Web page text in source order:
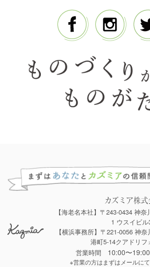
カズミア株式
【海老名本社】〒243-0434 神
1 ウスイビ
【横浜事務所】〒221-0056 神
港町5-14クアドリフ
営業時間 10:00〜
※営業の方はまずはメールにて